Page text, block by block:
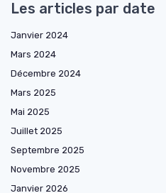
Les articles par date
Janvier 2024
Mars 2024
Décembre 2024
Mars 2025
Mai 2025
Juillet 2025
Septembre 2025
Novembre 2025
Janvier 2026